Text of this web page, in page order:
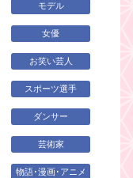
モデル
女優
お笑い芸人
スポーツ選手
ダンサー
芸術家
物語･漫画･アニメ